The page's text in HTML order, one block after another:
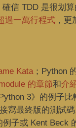
信 TDD 是很划
過一萬行程式 ，
Kata ；Python
的章節和介
3》的例子比
寫最終版的測試
子或 Kent Beck